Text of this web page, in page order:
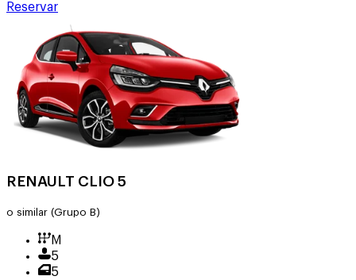
Reservar
RENAULT CLIO 5
o similar (Grupo B)
M
5
5